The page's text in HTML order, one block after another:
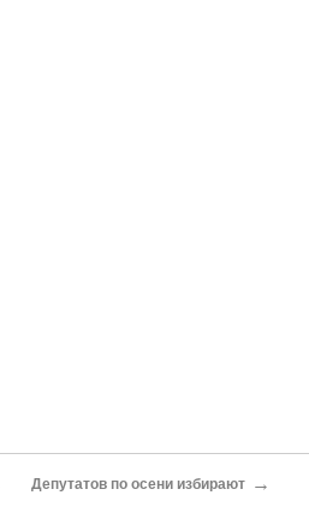
Депутатов по осени избирают →